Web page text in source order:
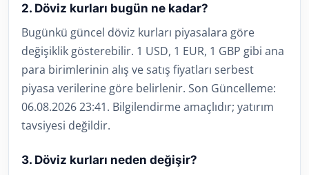
2. Döviz kurları bugün ne kadar?
Bugünkü güncel döviz kurları piyasalara göre
değişiklik gösterebilir. 1 USD, 1 EUR, 1 GBP gibi ana
para birimlerinin alış ve satış fiyatları serbest
piyasa verilerine göre belirlenir. Son Güncelleme:
06.08.2026 23:41. Bilgilendirme amaçlıdır; yatırım
tavsiyesi değildir.
3. Döviz kurları neden değişir?